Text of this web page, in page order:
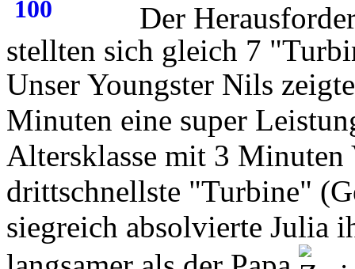
Der
stellten sich gleich 7
Unser Youngster Nils
Minuten eine super
Altersklasse mit 3 Minuten
drittschnellste "Turbine"
siegreich absolvierte Julia